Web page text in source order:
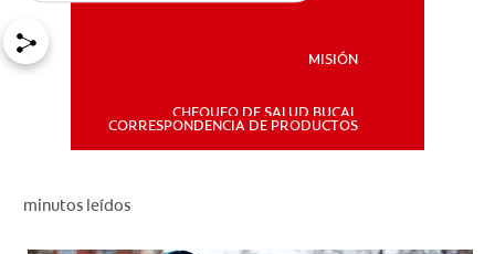
MISIÓN
CHEQUEO DE SALUD BUCAL
CORRESPONDENCIA DE PRODUCTOS
minutos leídos